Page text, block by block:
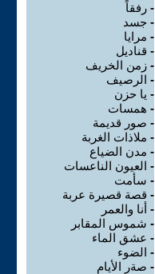
- رفقاً
- جسد
- مرايا
- قناديل
- زمن الخريف
- الرصيف
- يا حزن
- همسات
- صور قديمة
- ملاذات الغربة
- مدن الضياع
- العيون الناعسات
- سأمت
- قصة قصيرة عربة
- أنا والعمر
- شموس المقابر
- عشق الماء
- الضوء
- صةر الأيام